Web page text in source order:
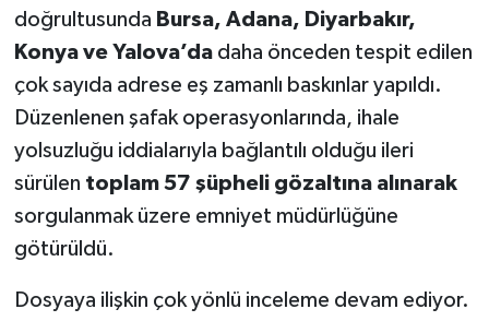
doğrultusunda Bursa, Adana, Diyarbakır,
Konya ve Yalova’dadaha önceden tespit edilen
çok sayıda adrese eş zamanlı baskınlar yapıldı.
Düzenlenen şafak operasyonlarında, ihale
yolsuzluğu iddialarıyla bağlantılı olduğu ileri
sürülen toplam 57 şüpheli gözaltına alınarak
sorgulanmak üzere emniyet müdürlüğüne
götürüldü.
Dosyaya ilişkin çok yönlü inceleme devam ediyor.